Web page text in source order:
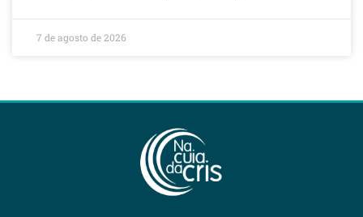
7 de agosto de 2026